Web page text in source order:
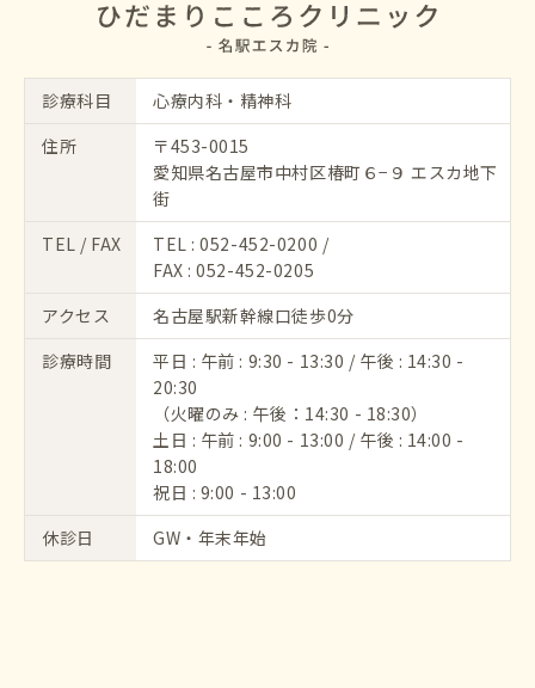
診療科目
心療内科・精神科
住所
〒453-0015
愛知県名古屋市中村区椿町６−９ エスカ地下
街
TEL / FAX
TEL :052-452-0200 /
FAX : 052-452-0205
アクセス
名古屋駅新幹線口徒歩0分
診療時間
平日 : 午前 : 9:30 - 13:30 / 午後 : 14:30 -
20:30
（火曜のみ : 午後：14:30 - 18:30）
土日 : 午前 : 9:00 - 13:00 / 午後 : 14:00 -
18:00
祝日 : 9:00 - 13:00
休診日
GW・年末年始